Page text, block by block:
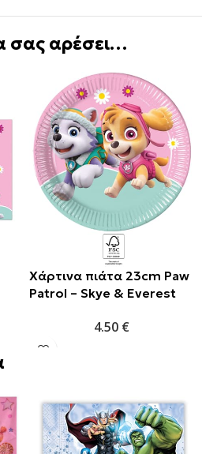
σας αρέσει…
Χάρτινα πιάτα 23cm Paw
Patrol – Skye & Everest
4.50 €